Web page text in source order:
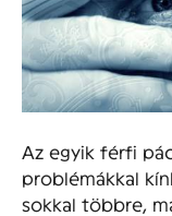
Az egyik férfi
problémákkal
sokkal többre,